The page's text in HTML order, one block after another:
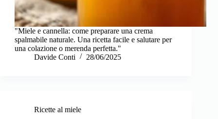
"Miele e cannella: come preparare una crema
spalmabile naturale. Una ricetta facile e salutare per
una colazione o merenda perfetta."
Davide Conti
28/06/2025
Ricette al miele